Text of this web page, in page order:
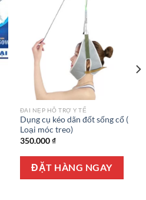
ĐAI NẸP HỖ TRỢ Y TẾ
Dụng cụ kéo dãn đốt sống cổ (
Loại móc treo)
350.000₫
ĐẶT HÀNG NGAY